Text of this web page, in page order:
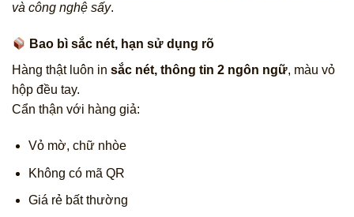
và công nghệ sấy.
Bao bì sắc nét, hạn sử dụng rõ
Hàng thật luôn in sắc nét, thông tin 2 ngôn ngữ, màu vỏ
hộp đều tay.
Cẩn thận với hàng giả:
Vỏ mờ, chữ nhòe
Không có mã QR
Giá rẻ bất thường